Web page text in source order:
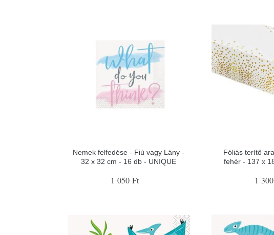
Nemek felfedése - Fiú vagy Lány -
32 x 32 cm - 16 db - UNIQUE
1 050 Ft
Fóliás terítő
fehér - 137 x
1